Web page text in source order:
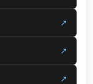
↗
↗
↗